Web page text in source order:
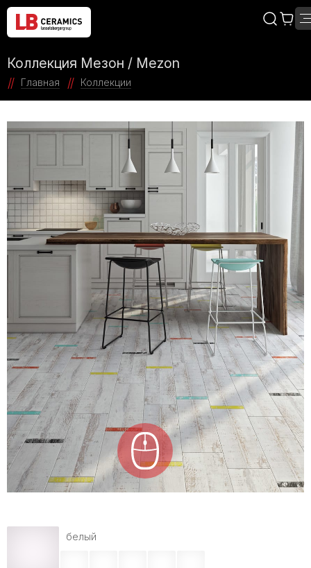
Коллекция Мезон / Mezon
Главная Коллекции
белый